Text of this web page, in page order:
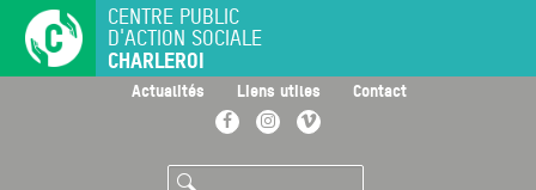
principal
CENTRE PUBLIC
D'ACTION SOCIALE
CHARLEROI
Actualités Liens utiles Contact
FacebookInstagramVimeo
Rechercher